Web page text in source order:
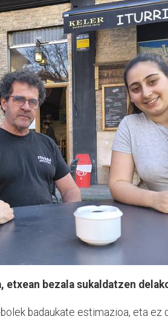
etxean bezala sukaldatzen
badaukate estimazioa, eta ez